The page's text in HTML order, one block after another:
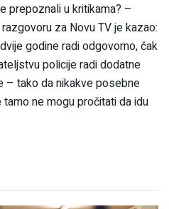
prepoznali u kritikama? –
za Novu TV je kazao:
godine radi odgovorno, čak
policije radi dodatne
– tako da nikakve posebne
ne mogu pročitati da idu